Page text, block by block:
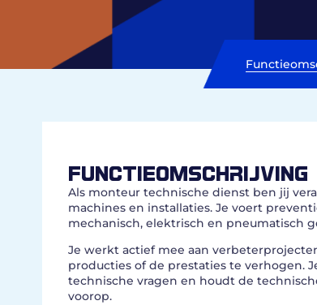
FUNCTIEOMSCHRIJVING
Als monteur technische dienst ben jij
machines en installaties. Je voert
mechanisch, elektrisch en pneumatisch
Je werkt actief mee aan
producties of de prestaties te verhogen.
technische vragen en houdt de
voorop.